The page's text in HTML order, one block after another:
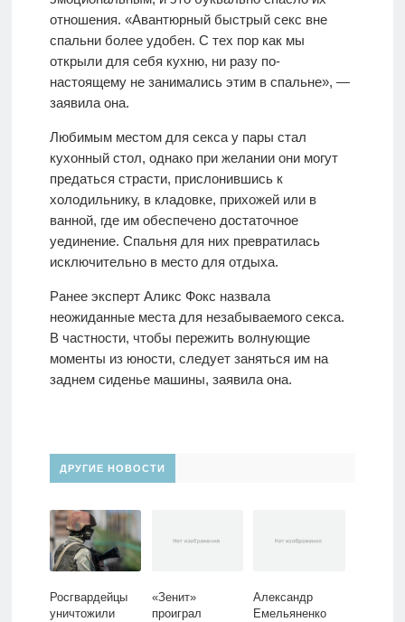
отношения. «Авантюрный быстрый секс вне
спальни более удобен. С тех пор как мы
открыли для себя кухню, ни разу по-
настоящему не занимались этим в спальне», —
заявила она.
Любимым местом для секса у пары стал
кухонный стол, однако при желании они могут
предаться страсти, прислонившись к
холодильнику, в кладовке, прихожей или в
ванной, где им обеспечено достаточное
уединение. Спальня для них превратилась
исключительно в место для отдыха.
Ранее эксперт Аликс Фокс назвала
неожиданные места для незабываемого секса.
В частности, чтобы пережить волнующие
моменты из юности, следует заняться им на
заднем сиденье машины, заявила она.
ДРУГИЕ НОВОСТИ
Росгвардейцы
уничтожили
«Зенит»
проиграл
Александр
Емельяненко